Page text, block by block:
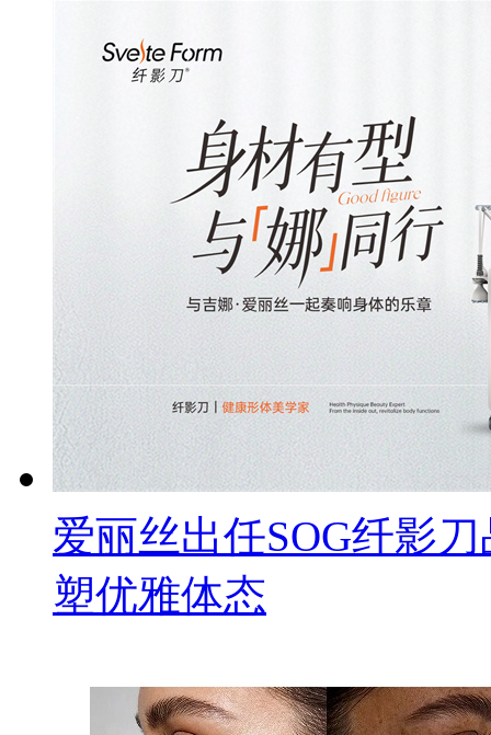
爱丽丝出任SOG纤影
塑优雅体态